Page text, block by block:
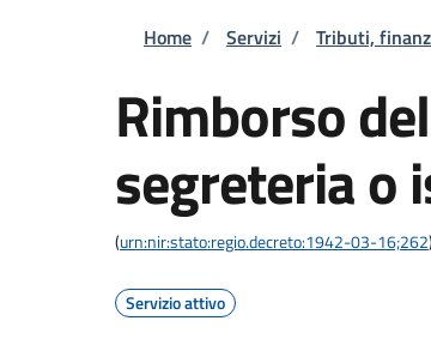
Briciole di
Home / Servizi / Tributi,
Rimborso
segreteria o
(urn:nir:stato:regio.decreto:1942-03-16;262)
Servizio attivo